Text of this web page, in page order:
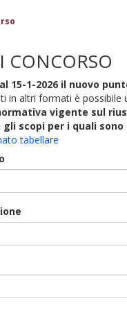
CONCORSO
15-1-2026 il nuovo
in altri formati è possibile
vigente sul
gli scopi per i quali
tabellare